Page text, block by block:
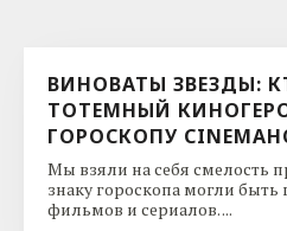
ВИНОВАТЫ ЗВЕЗДЫ:
ТОТЕМНЫЙ
ГОРОСКОПУ
Мы взяли на себя смелость
знаку гороскопа могли быть
фильмов и сериалов. ...